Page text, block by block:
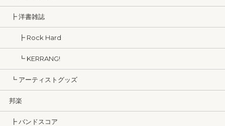
┣ 洋書雑誌
┣ Rock Hard
┗ KERRANG!
┗ アーティストグッズ
邦楽
┣ バンドスコア